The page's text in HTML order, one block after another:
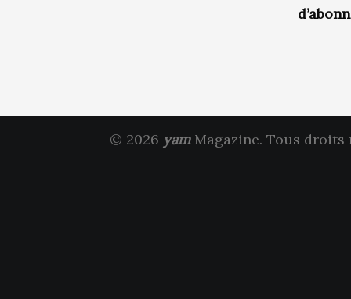
© 2026 yamMagazine. Tous droits